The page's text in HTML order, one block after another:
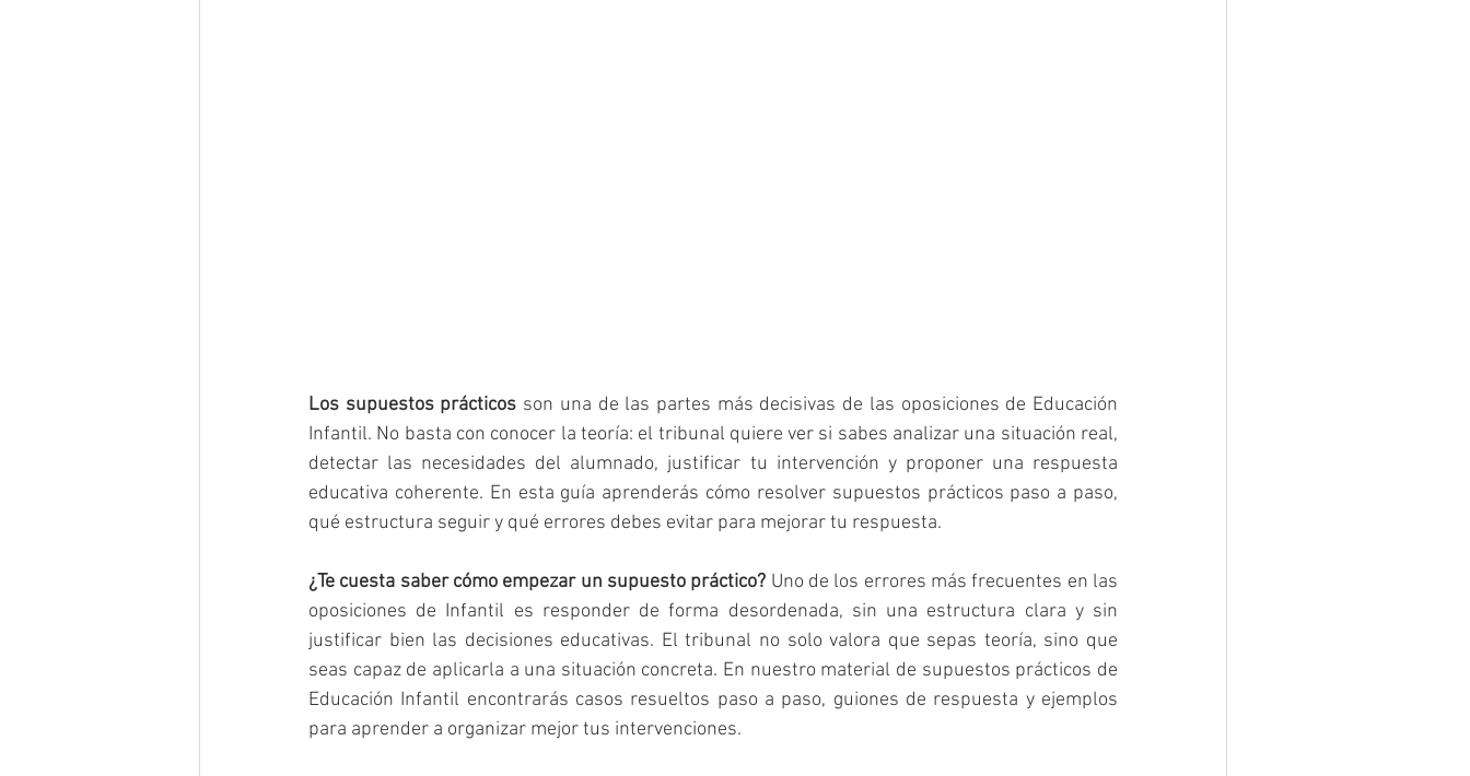
Los supuestos prácticos son una de las partes más decisivas de las oposiciones de Educación
Infantil. No basta con conocer la teoría: el tribunal quiere ver si sabes analizar una situación real,
detectar las necesidades del alumnado, justificar tu intervención y proponer una respuesta
educativa coherente. En esta guía aprenderás cómo resolver supuestos prácticos paso a paso,
qué estructura seguir y qué errores debes evitar para mejorar tu respuesta.
¿Te cuesta saber cómo empezar un supuesto práctico? Uno de los errores más frecuentes en las
oposiciones de Infantil es responder de forma desordenada, sin una estructura clara y sin
justificar bien las decisiones educativas. El tribunal no solo valora que sepas teoría, sino que
seas capaz de aplicarla a una situación concreta. En nuestro material de supuestos prácticos de
Educación Infantil encontrarás casos resueltos paso a paso, guiones de respuesta y ejemplos
para aprender a organizar mejor tus intervenciones.